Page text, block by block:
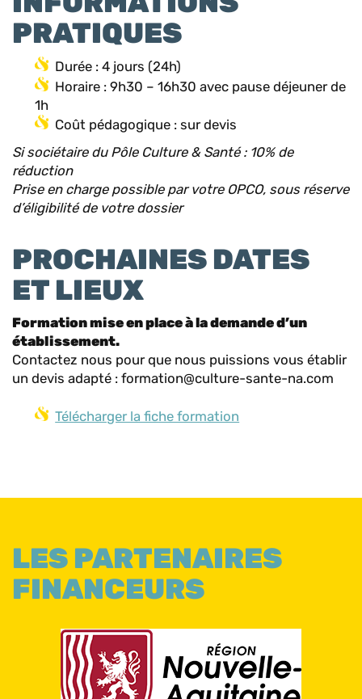
PRATIQUES
Durée : 4 jours (24h)
Horaire : 9h30 – 16h30 avec pause déjeuner de
1h
Coût pédagogique : sur devis
Si sociétaire du Pôle Culture & Santé : 10% de
réduction
Prise en charge possible par votre OPCO, sous réserve
d’éligibilité de votre dossier
PROCHAINES DATES
ET LIEUX
Formation mise en place à la demande d’un
établissement.
Contactez nous pour que nous puissions vous établir
un devis adapté : formation@culture-sante-na.com
Télécharger la fiche formation
LES PARTENAIRES
FINANCEURS